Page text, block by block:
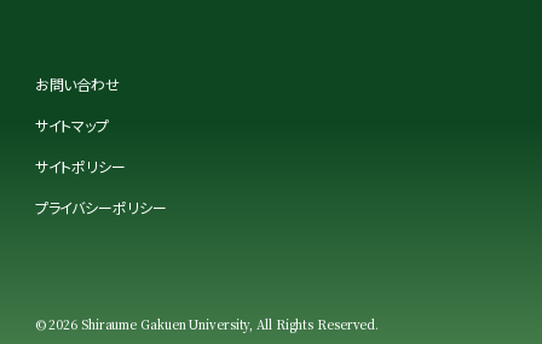
お問い合わせ
サイトマップ
サイトポリシー
プライバシーポリシー
© 2026 Shiraume Gakuen University, All Rights Reserved.